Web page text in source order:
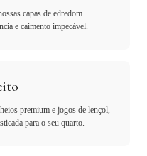
capas de edredom
e caimento impecável.
premium e jogos de lençol,
para o seu quarto.